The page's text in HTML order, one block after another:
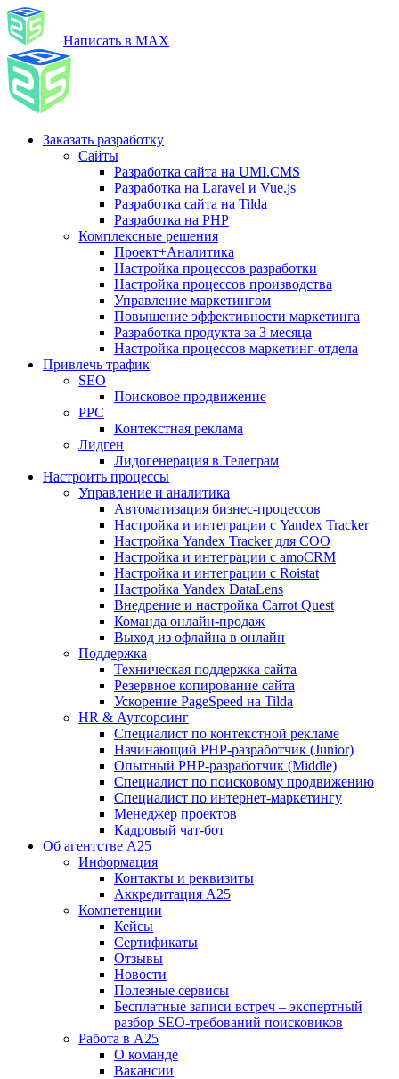
Написать в MAX
Заказать разработку
Сайты
Разработка сайта на UMI.CMS
Разработка на Laravel и Vue.js
Разработка сайта на Tilda
Разработка на PHP
Комплексные решения
Проект+Аналитика
Настройка процессов разработки
Настройка процессов производства
Управление маркетингом
Повышение эффективности маркетинга
Разработка продукта за 3 месяца
Настройка процессов маркетинг-отдела
Привлечь трафик
SEO
Поисковое продвижение
PPC
Контекстная реклама
Лидген
Лидогенерация в Телеграм
Настроить процессы
Управление и аналитика
Автоматизация бизнес-процессов
Настройка и интеграции с Yandex Tracker
Настройка Yandex Tracker для СОО
Настройка и интеграции с amoCRM
Настройка и интеграции с Roistat
Настройка Yandex DataLens
Внедрение и настройка Carrot Quest
Команда онлайн-продаж
Выход из офлайна в онлайн
Поддержка
Техническая поддержка сайта
Резервное копирование сайта
Ускорение PageSpeed на Tilda
HR & Аутсорсинг
Специалист по контекстной рекламе
Начинающий PHP-разработчик (Junior)
Опытный PHP-разработчик (Middle)
Специалист по поисковому продвижению
Специалист по интернет-маркетингу
Менеджер проектов
Кадровый чат-бот
Об агентстве А25
Информация
Контакты и реквизиты
Аккредитация А25
Компетенции
Кейсы
Сертификаты
Отзывы
Новости
Полезные сервисы
Бесплатные записи встреч – экспертный
разбор SEO-требований поисковиков
Работа в А25
О команде
Вакансии